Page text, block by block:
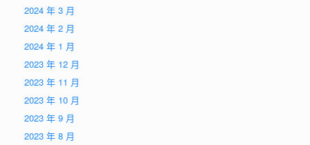
2024 年 3 月
2024 年 2 月
2024 年 1 月
2023 年 12 月
2023 年 11 月
2023 年 10 月
2023 年 9 月
2023 年 8 月